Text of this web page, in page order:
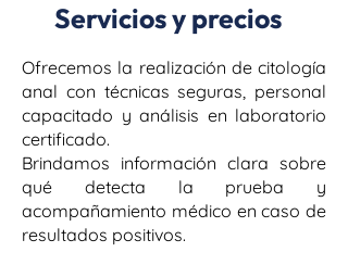
Servicios y precios
Ofrecemos la realización de citología
anal con técnicas seguras, personal
capacitado y análisis en laboratorio
certificado.
Brindamos información clara sobre
qué detecta la prueba y
acompañamiento médico en caso de
resultados positivos.